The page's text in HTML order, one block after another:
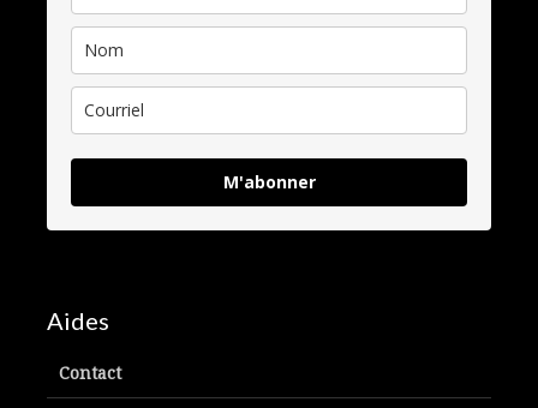
M'abonner
Aides
Contact